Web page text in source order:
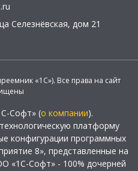
Селезнёвская, дом 21
«1С»). Все права на сайт
Софт» (о компании).
платформу
конфигурации программных
8», представленные на
«1С-Софт» - 100% дочерней